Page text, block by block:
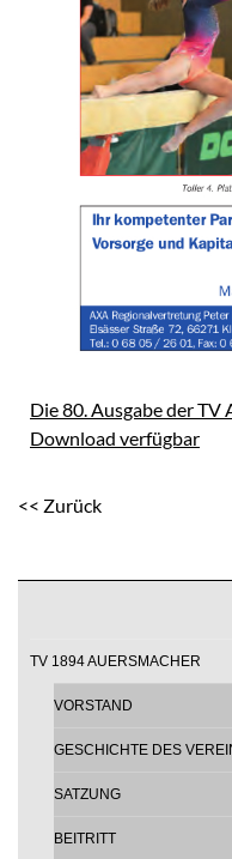
Die 80. Ausgabe der
Download verfügbar
<< Zurück
TV 1894 AUERSMACHER
VORSTAND
GESCHICHTE DES
SATZUNG
BEITRITT